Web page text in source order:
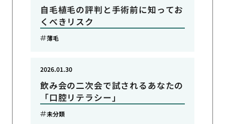
自毛植毛の評判と手術前に知ってお
くべきリスク
薄毛
飲み会の二次会で試されるあなたの
「口腔リテラシー」
2026.01.30
未分類